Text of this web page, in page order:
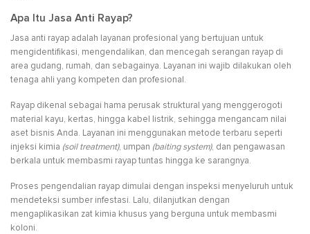
Apa Itu Jasa Anti Rayap?
Jasa anti rayap adalah layanan profesional yang bertujuan untuk
mengidentifikasi, mengendalikan, dan mencegah serangan rayap di
area gudang, rumah, dan sebagainya. Layanan ini wajib dilakukan oleh
tenaga ahli yang kompeten dan profesional.
Rayap dikenal sebagai hama perusak struktural yang menggerogoti
material kayu, kertas, hingga kabel listrik, sehingga mengancam nilai
aset bisnis Anda. Layanan ini menggunakan metode terbaru seperti
injeksi kimia (soil treatment), umpan (baiting system), dan pengawasan
berkala untuk membasmi rayap tuntas hingga ke sarangnya.
Proses pengendalian rayap dimulai dengan inspeksi menyeluruh untuk
mendeteksi sumber infestasi. Lalu, dilanjutkan dengan
mengaplikasikan zat kimia khusus yang berguna untuk membasmi
koloni.